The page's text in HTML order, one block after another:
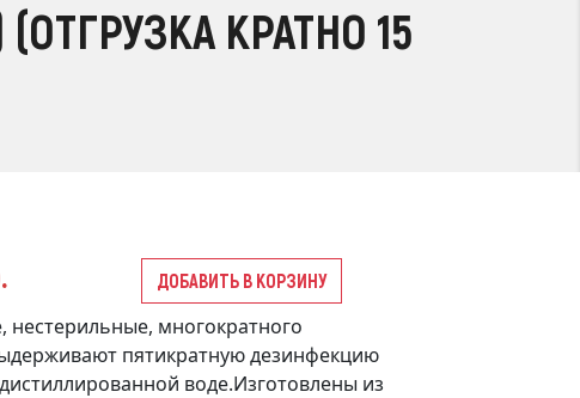
КРАТНО 15
ДОБАВИТЬ В КОРЗИНУ
нестерильные, многократного
пятикратную дезинфекцию
воде.Изготовлены из